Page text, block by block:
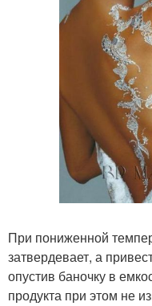
При пониженной
затвердевает, а
опустив баночку в
продукта при этом не